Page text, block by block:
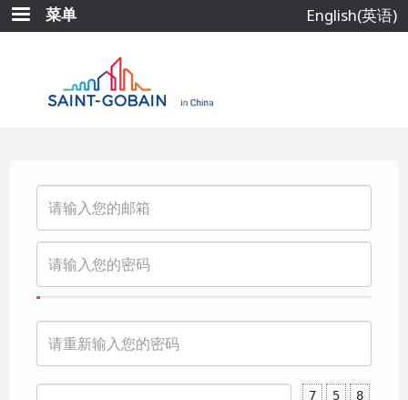
跳
转
菜单 English(英语)
7 5
8